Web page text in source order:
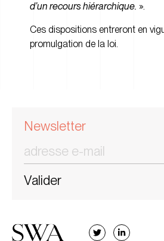
d’un recours hiérarchique. ».
Ces dispositions entreront en
promulgation de la loi.
Newsletter
Valider